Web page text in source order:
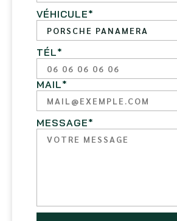
VÉHICULE*
TÉL*
MAIL*
MESSAGE*